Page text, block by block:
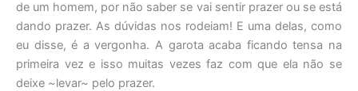
de um homem, por não saber se vai sentir prazer ou se está
dando prazer. As dúvidas nos rodeiam! E uma delas, como
eu disse, é a vergonha. A garota acaba ficando tensa na
primeira vez e isso muitas vezes faz com que ela não se
deixe ~levar~ pelo prazer.